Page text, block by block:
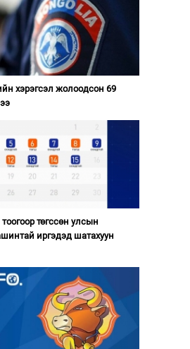
хэрэгсэл жолоодсон 69
төгссөн улсын
иргэдэд шатахуун